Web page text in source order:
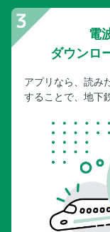
電
ダウンロ
アプリなら、読み
することで、地下